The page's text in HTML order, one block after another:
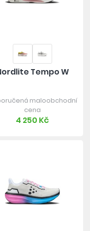
Tempo W
maloobchodní
cena
4 250 Kč